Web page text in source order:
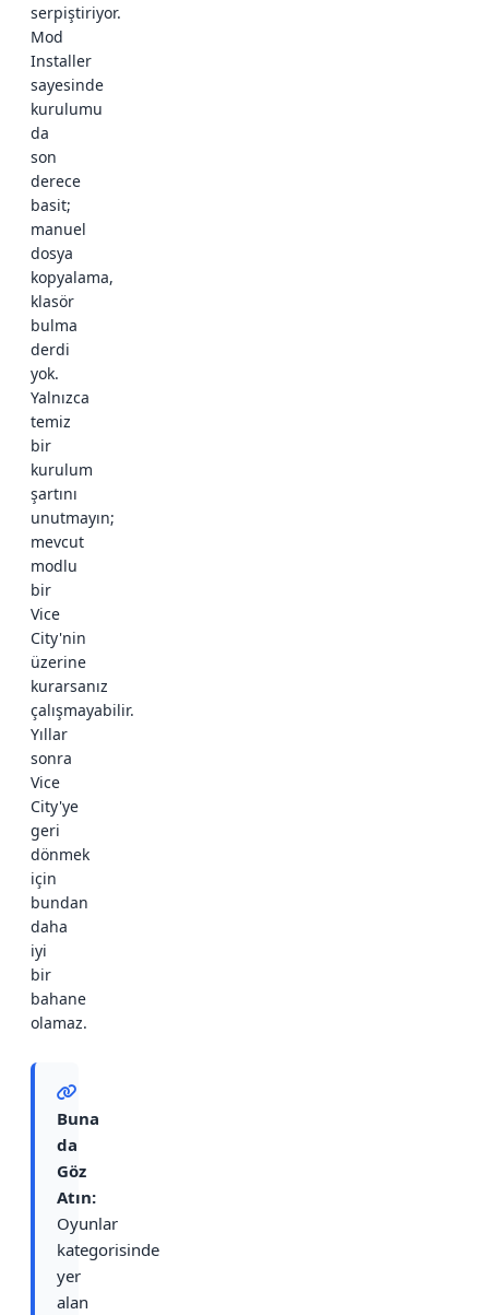
serpiştiriyor.
Mod
Installer
sayesinde
kurulumu
da
son
derece
basit;
manuel
dosya
kopyalama,
klasör
bulma
derdi
yok.
Yalnızca
temiz
bir
kurulum
şartını
unutmayın;
mevcut
modlu
bir
Vice
City'nin
üzerine
kurarsanız
çalışmayabilir.
Yıllar
sonra
Vice
City'ye
geri
dönmek
için
bundan
daha
iyi
bir
bahane
olamaz.
Buna
da
Göz
Atın:
Oyunlar
kategorisinde
yer
alan